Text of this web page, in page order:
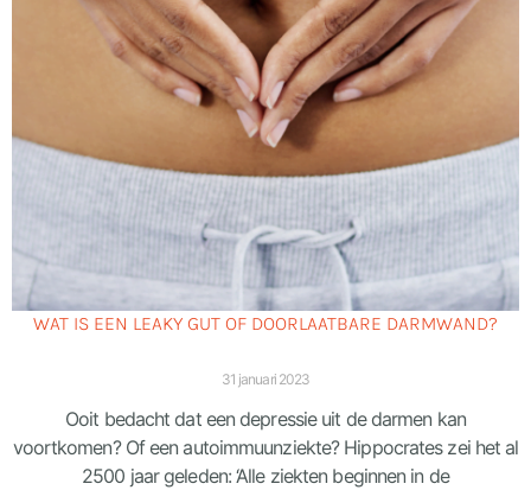
WAT IS EEN LEAKY GUT OF DOORLAATBARE DARMWAND?
31 januari 2023
Ooit bedacht dat een depressie uit de darmen kan
voortkomen? Of een autoimmuunziekte? Hippocrates zei het al
2500 jaar geleden: ‘Alle ziekten beginnen in de